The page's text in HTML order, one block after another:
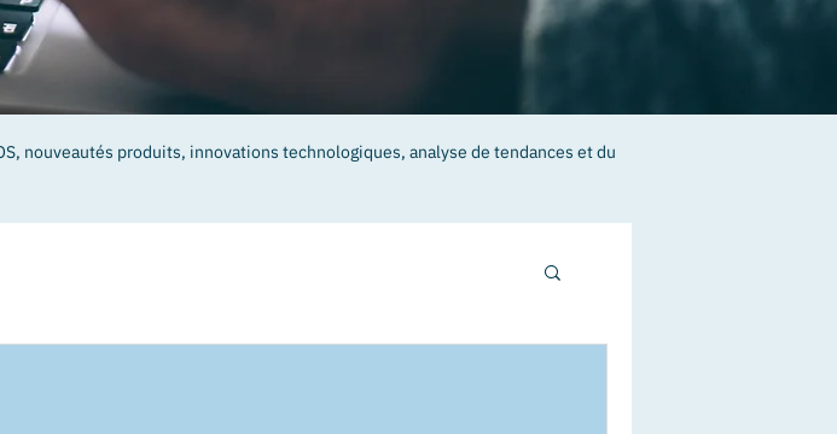
nouveautés produits, innovations technologiques, analyse de tendances et du